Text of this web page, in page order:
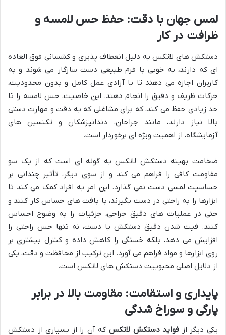
لمس جهان با دقت: حفظ حس لامسه و
ظرافت در کار
دستکش های لاتکس به دلیل انعطاف پذیری و کشسانی فوق العاده
ای که دارند، به خوبی با فرم طبیعی دست سازگار می شوند و به
کاربران اجازه می دهند تا با آزادی عمل کامل و بدون محدودیت،
حرکات ظریف و دقیق را انجام دهند. این خاصیت، حس لامسه را تا
حد زیادی حفظ می کند، که برای مشاغلی که به دقت و مهارت دستی
بالا نیاز دارند، مانند جراحان، دندانپزشکان و تکنسین های
آزمایشگاه، از اهمیت ویژه ای برخوردار است.
ضخامت بهینه دستکش لاتکس به گونه ای است که از یک سو
مقاومت کافی را فراهم می کند و از سوی دیگر، تأثیر چندانی بر
حساسیت لمسی دست نمی گذارد. این امر به افراد کمک می کند تا
ابزارها را به راحتی در دست بگیرند، با بافت های حساس کار کنند و
حتی در عملیات های دقیق جراحی، جزئیات را به وضوح احساس
کنند. فیت شدن دقیق دستکش با دست، نه تنها حس راحتی را
افزایش می دهد، بلکه خستگی را کاهش داده و کنترل بیشتری بر
روی ابزارها و مواد فراهم می آورد. این ترکیب از محافظت و دقت، یکی
از دلایل اصلی محبوبیت دستکش های لاتکس است.
پایداری و استقامت: مقاومت بالا در برابر
پارگی و سوراخ شدگی
یکی دیگر از فواید دستکش لاتکسکه آن را از بسیاری از دستکش